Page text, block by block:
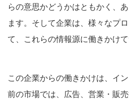
らの意思かどうかはともかく、
ます。そして企業は、様々なプ
て、これらの情報源に働きかけて
この企業からの働きかけは、イ
前の市場では、広告、営業・販